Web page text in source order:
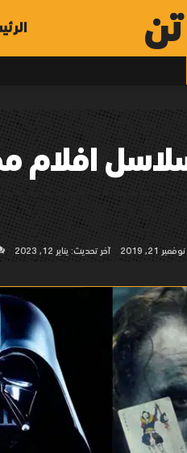
افلام
نوفمبر 21, 2019 آخر تحديث: يناير 12, 2023